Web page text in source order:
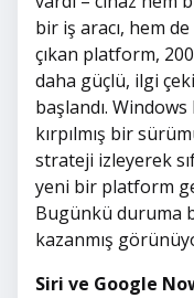
bir iş aracı, hem
çıkan platform,
daha güçlü, ilgi
başlandı.
kırpılmış bir
strateji izleyerek
yeni bir platform
Bugünkü duruma
kazanmış
Siri ve Google